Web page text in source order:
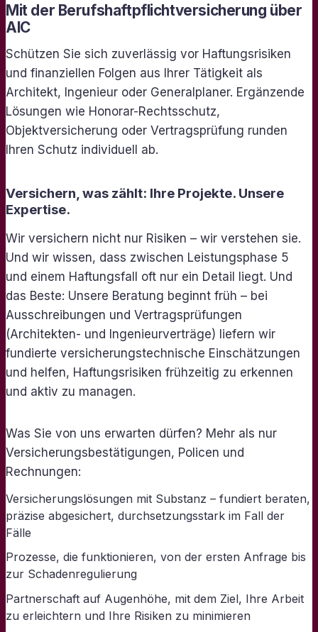
Mit der Berufshaftpflichtversicherung über
AIC
Schützen Sie sich zuverlässig vor Haftungsrisiken
und finanziellen Folgen aus Ihrer Tätigkeit als
Architekt, Ingenieur oder Generalplaner. Ergänzende
Lösungen wie Honorar-Rechtsschutz,
Objektversicherung oder Vertragsprüfung runden
Ihren Schutz individuell ab.
Versichern, was zählt: Ihre Projekte. Unsere
Expertise.
Wir versichern nicht nur Risiken – wir verstehen sie.
Und wir wissen, dass zwischen Leistungsphase 5
und einem Haftungsfall oft nur ein Detail liegt. Und
das Beste: Unsere Beratung beginnt früh – bei
Ausschreibungen und Vertragsprüfungen
(Architekten- und Ingenieurverträge) liefern wir
fundierte versicherungstechnische Einschätzungen
und helfen, Haftungsrisiken frühzeitig zu erkennen
und aktiv zu managen.
Was Sie von uns erwarten dürfen? Mehr als nur
Versicherungsbestätigungen, Policen und
Rechnungen:
Versicherungslösungen mit Substanz – fundiert beraten,
präzise abgesichert, durchsetzungsstark im Fall der
Fälle
Prozesse, die funktionieren, von der ersten Anfrage bis
zur Schadenregulierung
Partnerschaft auf Augenhöhe, mit dem Ziel, Ihre Arbeit
zu erleichtern und Ihre Risiken zu minimieren